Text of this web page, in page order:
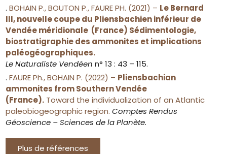
.BOHAIN P., BOUTON P., FAURE PH. (2021) – Le Bernard
III, nouvelle coupe du Pliensbachien inférieur de
Vendée méridionale (France) Sédimentologie,
biostratigraphie des ammonites et implications
paléogéographiques.
Le Naturaliste Vendéen n° 13 : 43 – 115.
.FAURE Ph., BOHAIN P. (2022) – Pliensbachian
ammonites from Southern Vendée
(France). Toward the individualization of an Atlantic
paleobiogeographic region. Comptes Rendus
Géoscience – Sciences de la Planète.
Plus de références